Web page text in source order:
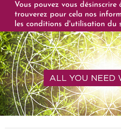
Vous pouvez vous désinscrire
trouverez pour cela nos
les conditions d'utilisation du